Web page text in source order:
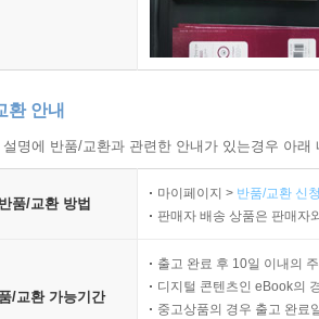
환 안내
명에 반품/교환과 관련한 안내가 있는경우 아
반품/교환 방법
마이페이지 > 반품/교환 신
판매자 배송 상품은 판매자
/교환 가능기간
출고 완료 후 10일 이내의
디지털 콘텐츠인 eBook의
중고상품의 경우 출고 완료